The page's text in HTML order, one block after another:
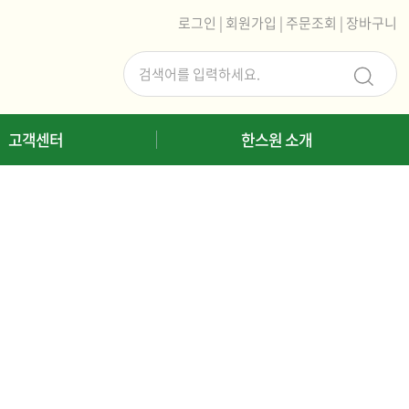
로그인 | 회원가입 | 주문조회 | 장바구니
고객센터 한스원 소개